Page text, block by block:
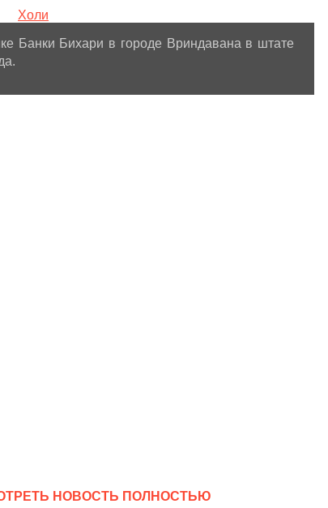
Банки Бихари в городе Вриндавана в штате
НОВОСТЬ ПОЛНОСТЬЮ